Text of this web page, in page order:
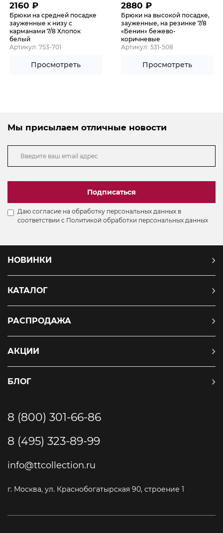
2160 ₽
Брюки на средней посадке
зауженные к низу с
карманами 7/8 Хлопок
белый
Артикул: 753-701
Просмотреть
2880 ₽
Брюки на высокой посадке,
зауженные, на резинке 7/8
«Бенин» бежево-
коричневые
Артикул: 531-508
Просмотреть
Мы присылаем отличные новости
Подписаться
Даю согласие на обработку персональных данных в
соответствии с Политикой обработки персональных данных
НОВИНКИ
КАТАЛОГ
РАСПРОДАЖА
АКЦИИ
БЛОГ
8 (800) 301-66-86
8 (495) 323-89-99
info@ttcollection.ru
г. Москва, ул. Краснобогатырская 90, строение 1